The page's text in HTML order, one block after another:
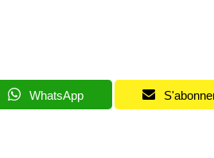
WhatsApp